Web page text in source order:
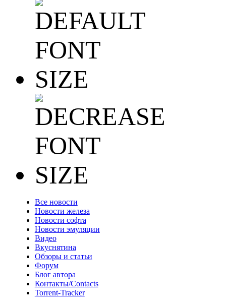
Все новости
Новости железа
Новости софта
Новости эмуляции
Видео
Вкуснятина
Обзоры и статьи
Форум
Блог автора
Контакты/Contacts
Torrent-Tracker